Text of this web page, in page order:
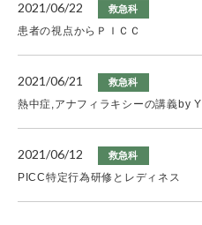
2021/06/22 救急科
患者の視点からＰＩＣＣ
2021/06/21 救急科
熱中症,アナフィラキシーの講義by Y
2021/06/12 救急科
PICC特定行為研修とレディネス